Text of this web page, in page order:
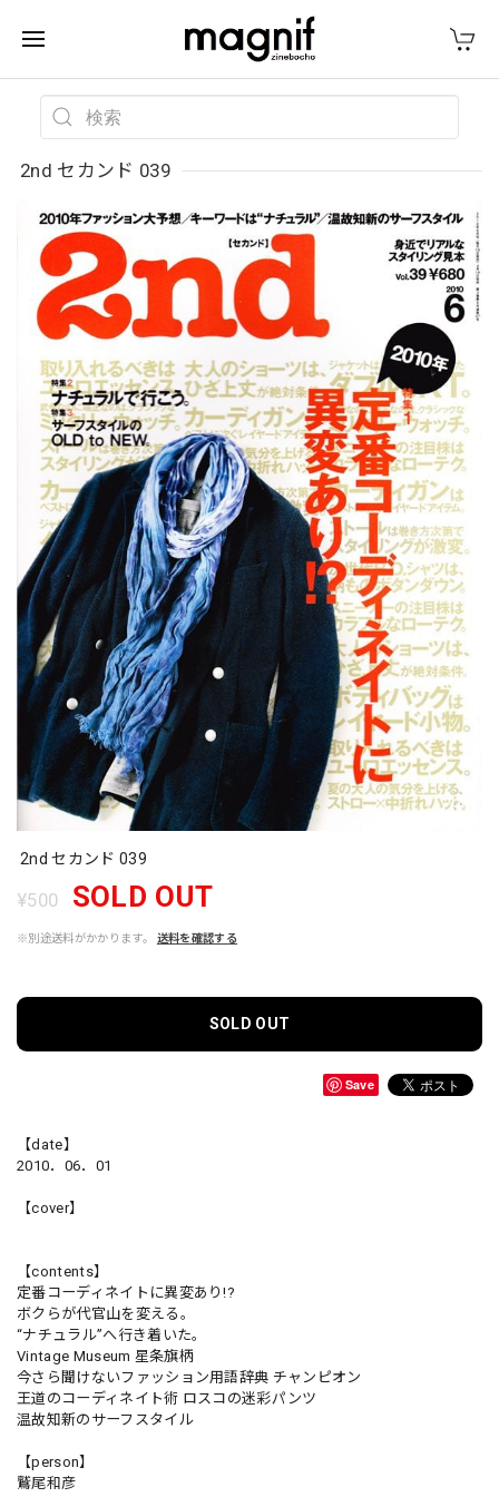
2nd セカンド 039
2nd セカンド 039
¥500 SOLD OUT
※別途送料がかかります。 送料を確認する
SOLD OUT
Save
【date】
2010．06．01
【cover】
【contents】
定番コーディネイトに異変あり!?
ボクらが代官山を変える。
“ナチュラル”へ行き着いた。
Vintage Museum 星条旗柄
今さら聞けないファッション用語辞典 チャンピオン
王道のコーディネイト術 ロスコの迷彩パンツ
温故知新のサーフスタイル
【person】
鷲尾和彦